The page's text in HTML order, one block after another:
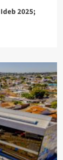
2025;